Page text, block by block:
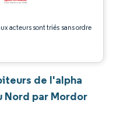
acteurs sont triés sans ordre
de l'alpha
Nord par Mordor